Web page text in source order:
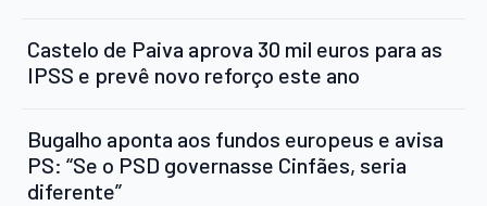
Castelo de Paiva aprova 30 mil euros para as
IPSS e prevê novo reforço este ano
Bugalho aponta aos fundos europeus e avisa
PS: “Se o PSD governasse Cinfães, seria
diferente”